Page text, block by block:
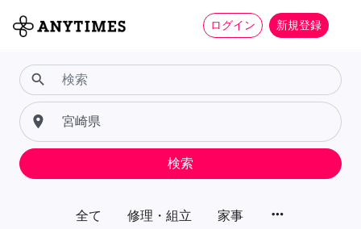
ログイン 新規登録
全て 修理・組立 家事 more_horiz
search
place
検索